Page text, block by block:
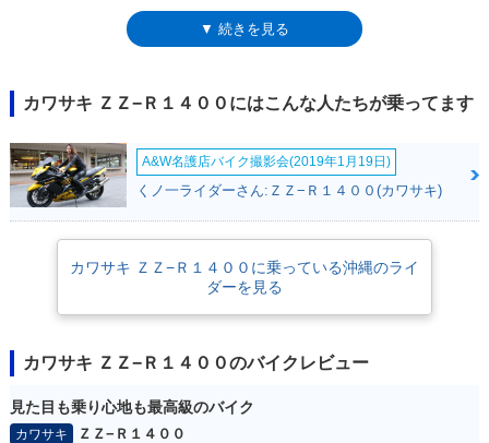
フラグシップモデルとして開発されたのが、2006年モデルから登場した
ZZR1400（北米名 ニンジャZX-14）だった。搭載されたエンジンは、新設
ていた（通常時でも190ps）。ZZR1400は、ニンジャZX-12RとZZR1200
の役割を統合させつつ、サーキットでもZX-10Rを脅かすモデルだった。
2012年にはフルモデルチェンジを受け、排気量を1,441ccまで拡大し、欧
州名のZZR1400は変わらなかったが、北米名はニンジャZX-14Rに変更さ
れた。さらに高出力となったエンジン（ラムエア加圧で210ps）は、さま
ざまな電子制御によってサポートされながら、旗艦モデルとしてのパフォ
が標準装備される違いがあった。荷掛け用のフックやタンデムグリップが
あるのもZZR1400のみで、ツアラーとしての旗艦を求めた欧州、スーパー
スポーツの最高峰を求めた北米、という市場からのニーズにも対応してい
▼ 続きを見る
カワサキ ＺＺ−Ｒ１４００にはこんな人たちが乗ってます
A&W名護店バイク撮影会(2019年1月19日)
くノ一ライダーさん:ＺＺ−Ｒ１４００(カワサキ)
カワサキ ＺＺ−Ｒ１４００に乗っている沖縄のライ
ダーを見る
カワサキ ＺＺ−Ｒ１４００のバイクレビュー
見た目も乗り心地も最高級のバイク
カワサキ
ＺＺ−Ｒ１４００